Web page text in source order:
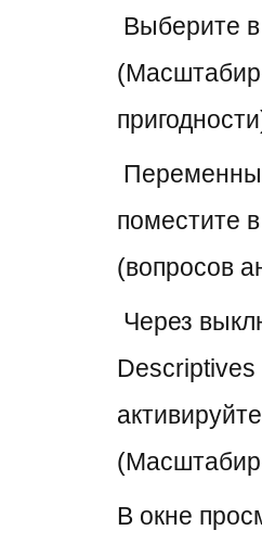
Выберите
поместите
(вопросов
Через
Descriptives
В окне